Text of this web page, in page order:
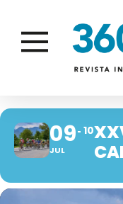
09
JUL
10